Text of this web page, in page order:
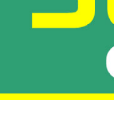
76,800円